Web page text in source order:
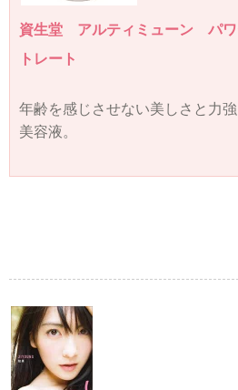
資生堂 アルティミューン パ
トレート
年齢を感じさせない美しさと力
美容液。